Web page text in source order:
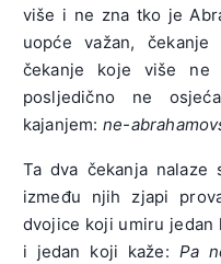
više i ne zna tko je
uopće važan,
čekanje koje više
posljedično ne
kajanjem: ne-
Ta dva čekanja
između njih zjapi
dvojice koji umiru
i jedan koji kaže: Pa